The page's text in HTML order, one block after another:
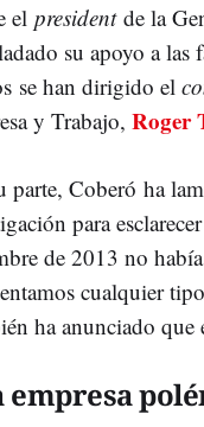
el president de la
su apoyo a las
se han dirigido el
y Trabajo, Roger
parte, Coberó ha
para
de 2013 no
cualquier
ha anunciado que
empresa